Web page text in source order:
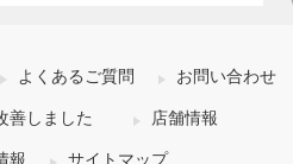
よくあるご質問 お問い合わせ
善しました 店舗情報
報 サイトマップ